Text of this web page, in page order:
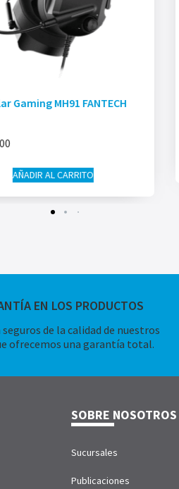
Gaming MH91 FANTECH
AÑADIR AL CARRITO
EN LOS PRODUCTOS
de la calidad de nuestros
ofrecemos una garantía total.
SOBRE NOSOTROS
Sucursales
Publicaciones